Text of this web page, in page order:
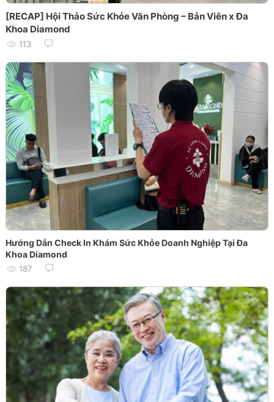
[RECAP] Hội Thảo Sức Khỏe Văn Phòng – Bản Viên x Đa
Khoa Diamond
113
Hướng Dẫn Check In Khám Sức Khỏe Doanh Nghiệp Tại Đa
Khoa Diamond
187